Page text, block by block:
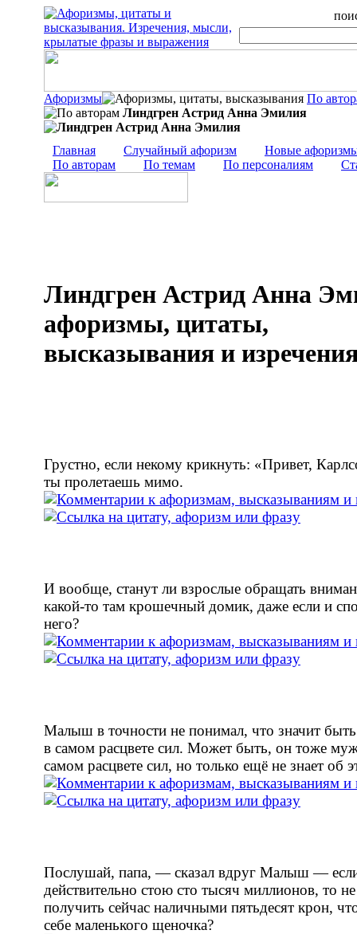
Афоризмы
По
Линдгрен Астрид Анна Эмилия
Главная Случайный афоризм
Новые
По авторам
По темам По персоналиям
Линдгрен Астрид Анна
афоризмы, цитаты,
высказывания и
Грустно, если некому крикнуть: «Привет,
ты пролетаешь мимо.
И вообще, станут ли взрослые обращать
какой-то там крошечный домик, даже если и
него?
Малыш в точности не понимал, что значит
в самом расцвете сил. Может быть, он тоже
самом расцвете сил, но только ещё не знает об
Послушай, папа, — сказал вдруг Малыш —
действительно стою сто тысяч миллионов, то
получить сейчас наличными пятьдесят крон,
себе маленького щеночка?